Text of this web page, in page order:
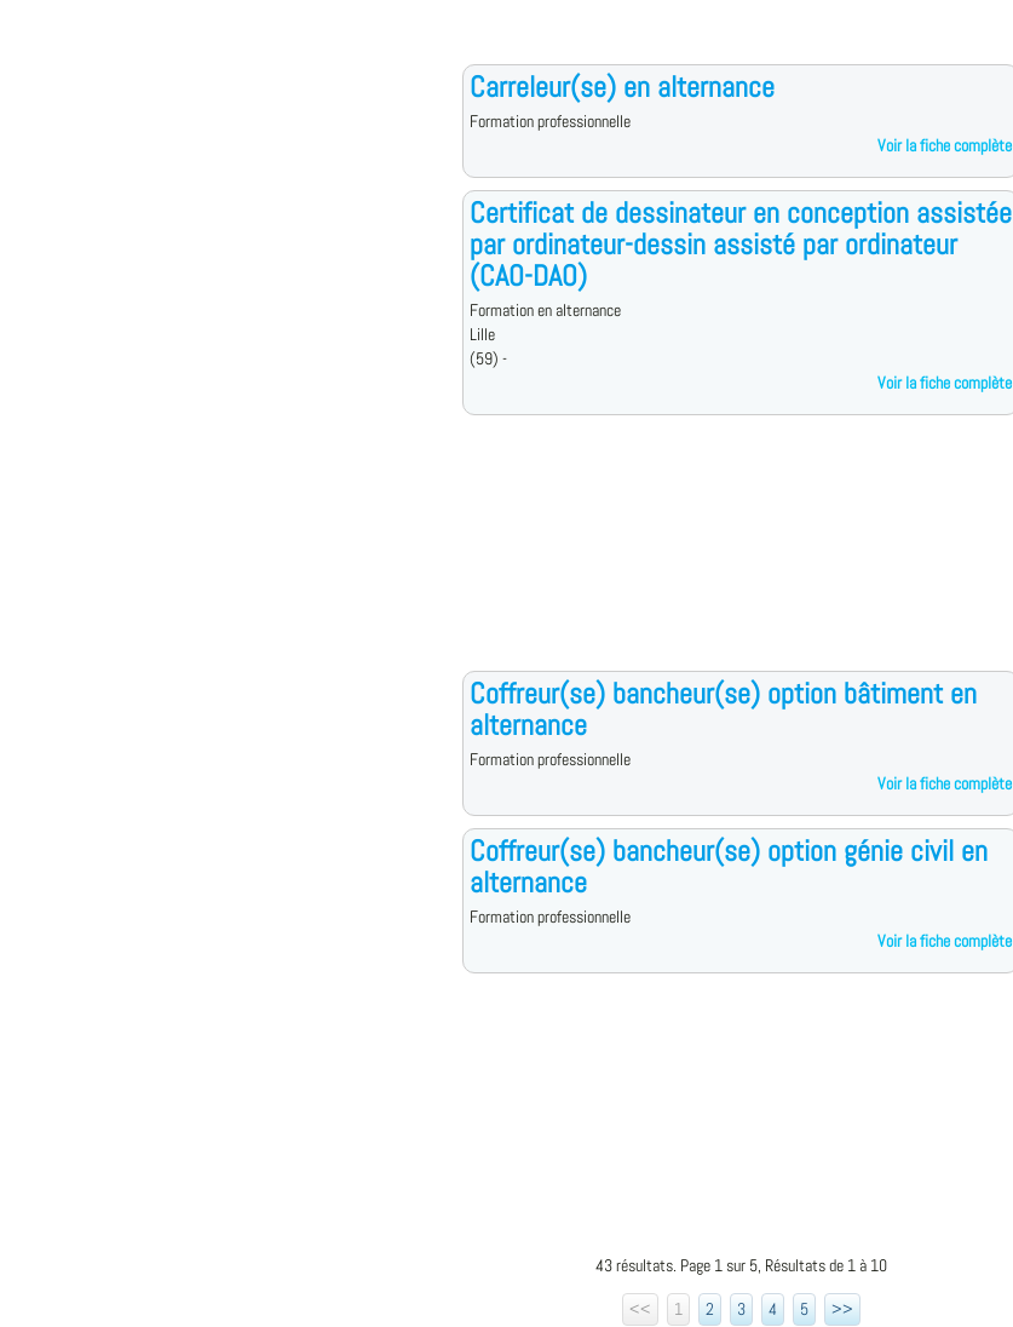
Carreleur(se) en alternance
Formation professionnelle
Voir la fiche complète
Certificat de dessinateur en conception assistée
par ordinateur-dessin assisté par ordinateur
(CAO-DAO)
Formation en alternance
Lille
(59) -
Voir la fiche complète
Coffreur(se) bancheur(se) option bâtiment en
alternance
Formation professionnelle
Voir la fiche complète
Coffreur(se) bancheur(se) option génie civil en
alternance
Formation professionnelle
Voir la fiche complète
43 résultats. Page 1 sur 5, Résultats de 1 à 10
<<
1 2 3 4 5 >>